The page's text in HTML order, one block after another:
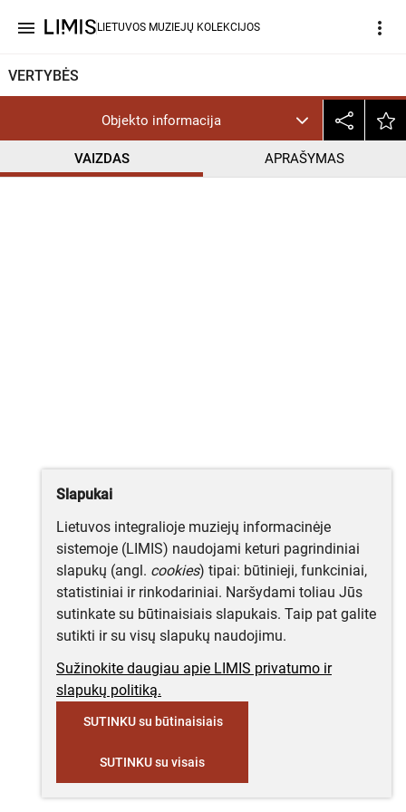
menu LIETUVOS MUZIEJŲ KOLEKCIJOS more_vert
VERTYBĖS
Objekto informacija
VAIZDAS APRAŠYMAS
Slapukai
Lietuvos integralioje muziejų informacinėje
sistemoje (LIMIS) naudojami keturi pagrindiniai
slapukų (angl. cookies) tipai: būtinieji, funkciniai,
statistiniai ir rinkodariniai. Naršydami toliau Jūs
sutinkate su būtinaisiais slapukais. Taip pat galite
sutikti ir su visų slapukų naudojimu.
Sužinokite daugiau apie LIMIS privatumo ir
slapukų politiką.
SUTINKU su būtinaisiais
SUTINKU su visais